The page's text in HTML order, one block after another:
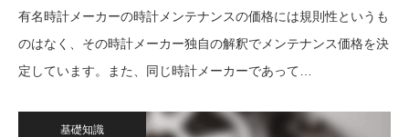
有名時計メーカーの時計メンテナンスの価格には規則性というも
のはなく、その時計メーカー独自の解釈でメンテナンス価格を決
定しています。また、同じ時計メーカーであって…
基礎知識